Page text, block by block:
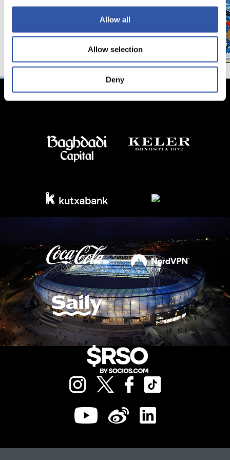
Allow all
Allow selection
Deny